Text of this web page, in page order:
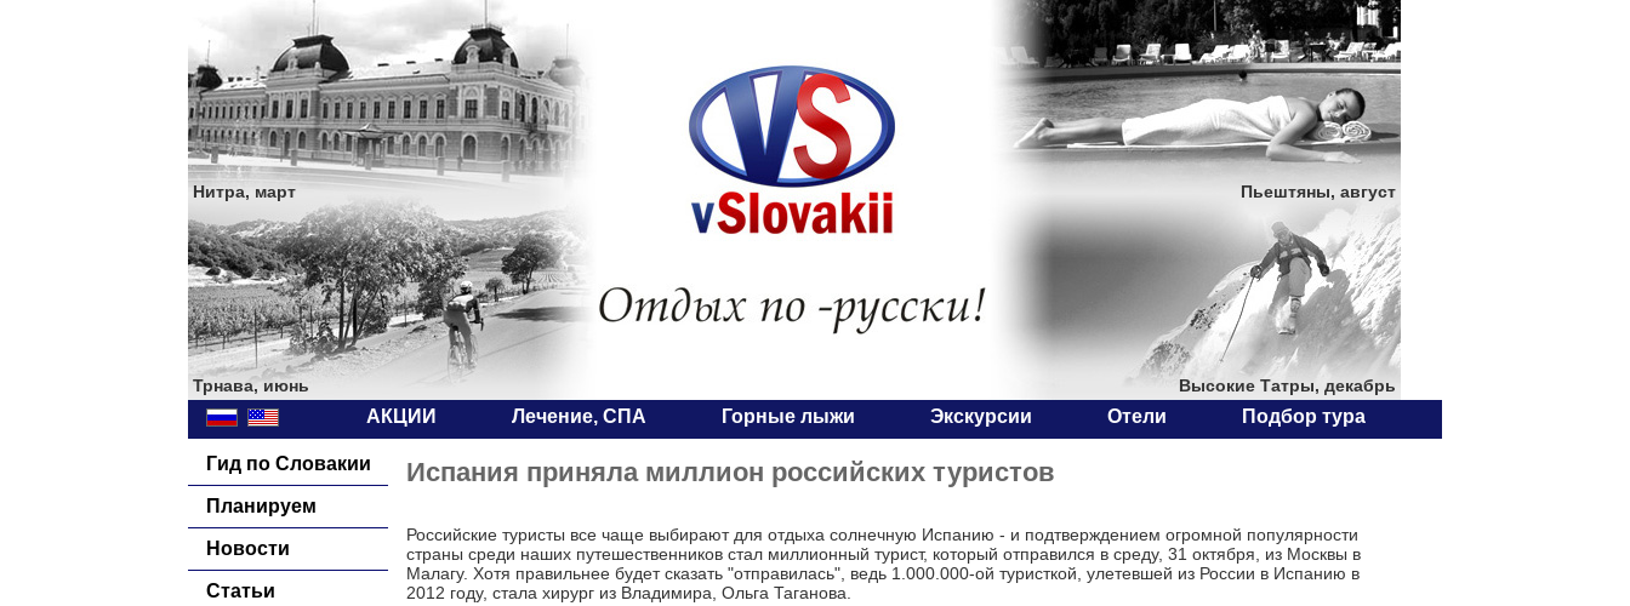
Нитра, март
Трнава, июнь
Пьештяны, август
Высокие Татры, декабрь
АКЦИИ Лечение, СПА Горные лыжи Экскурсии Отели Подбор тура
Гид по Словакии
Планируем
Новости
Статьи
Испания приняла миллион российских туристов
Российские туристы все чаще выбирают для отдыха солнечную Испанию - и подтверждением огромной популярности
страны среди наших путешественников стал миллионный турист, который отправился в среду, 31 октября, из Москвы в
Малагу. Хотя правильнее будет сказать "отправилась", ведь 1.000.000-ой туристкой, улетевшей из России в Испанию в
2012 году, стала хирург из Владимира, Ольга Таганова.